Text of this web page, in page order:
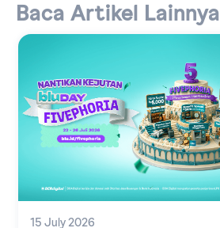
Baca Artikel Lainnya
15 July 2026